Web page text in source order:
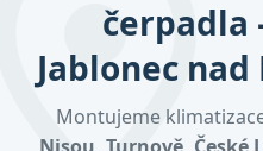
čerpadla
Jablonec
Montujeme